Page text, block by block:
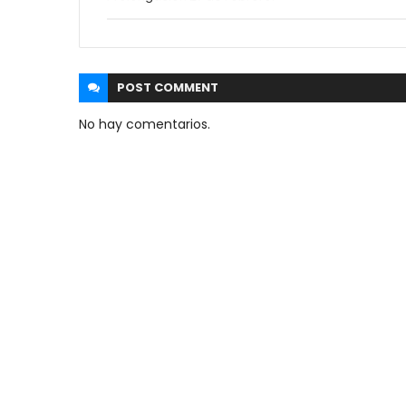
POST COMMENT
No hay comentarios.